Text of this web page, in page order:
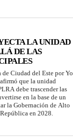
LA UNIDAD
DE LAS
Ciudad del Este por Yo
que la unidad
debe trascender las
en la base de un
la Gobernación de Alto
en 2028.